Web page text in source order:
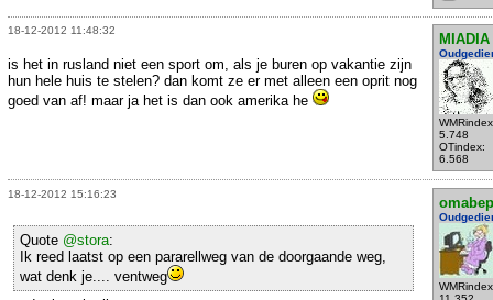
18-12-2012 11:48:32
MIADIA
5.748
OTindex:
6.568
is het in rusland niet een sport om, als je buren op vakantie zijn
hun hele huis te stelen? dan komt ze er met alleen een oprit nog
goed van af! maar ja het is dan ook amerika he
18-12-2012 15:16:23
omabep
Quote @stora:
Ik reed laatst op een pararellweg van de doorgaande weg,
wat denk je.... ventweg